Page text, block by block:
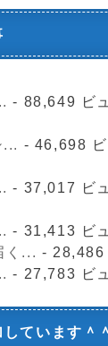
- 88,649 ビ
... - 46,698 ビ
- 37,017 ビ
- 31,413 ビ
く... - 28,486
- 27,783 ビ
ています＾＾